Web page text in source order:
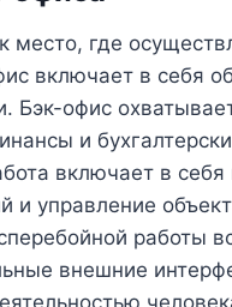
место, где
включает в себя
Бэк-офис
и
включает в
и управление
работы
внешние